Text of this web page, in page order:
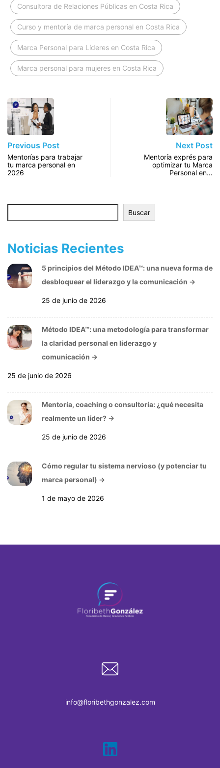
Consultora de Relaciones Públicas en Costa Rica
Curso y mentoría de marca personal en Costa Rica
Marca Personal para Líderes en Costa Rica
Marca personal para mujeres en Costa Rica
Previous Post
Mentorías para trabajar
tu marca personal en
2026
Next Post
Mentoría exprés para
optimizar tu Marca
Personal en…
Buscar
Noticias Recientes
5 principios del Método IDEA™: una nueva forma de
desbloquear el liderazgo y la comunicación →
25 de junio de 2026
Método IDEA™: una metodología para transformar
la claridad personal en liderazgo y
comunicación →
25 de junio de 2026
Mentoría, coaching o consultoría: ¿qué necesita
realmente un líder? →
25 de junio de 2026
Cómo regular tu sistema nervioso (y potenciar tu
marca personal) →
1 de mayo de 2026
info@floribethgonzalez.com